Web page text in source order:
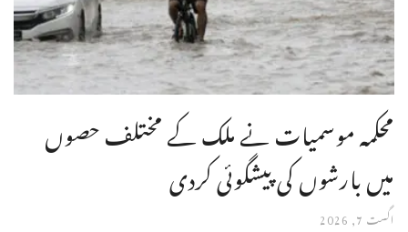
محکمہ موسمیات نے ملک کے مختلف حصوں
میں بارشوں کی پیشگوئی کردی
اگست 7, 2026